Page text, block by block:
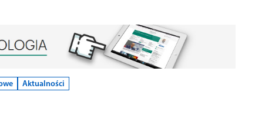
Aktualności